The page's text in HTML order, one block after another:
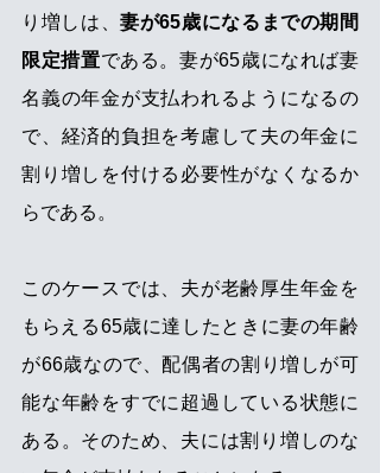
り増しは、妻が65歳になるまでの期間
限定措置である。妻が65歳になれば妻
名義の年金が支払われるようになるの
で、経済的負担を考慮して夫の年金に
割り増しを付ける必要性がなくなるか
らである。
このケースでは、夫が老齢厚生年金を
もらえる65歳に達したときに妻の年齢
が66歳なので、配偶者の割り増しが可
能な年齢をすでに超過している状態に
ある。そのため、夫には割り増しのな